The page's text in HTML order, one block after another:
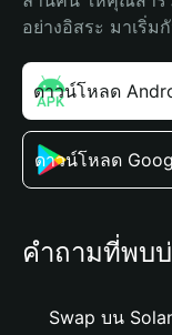
อย่างอิสระ มาเริ่ม
ดาวน์โหลด
ดาวน์โหลด
คำถามที่พบ
Swap บน